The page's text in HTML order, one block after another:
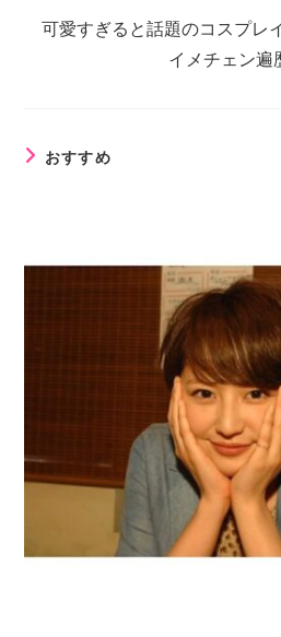
可愛すぎると話題のコスプレ
イメチェン遍
おすすめ